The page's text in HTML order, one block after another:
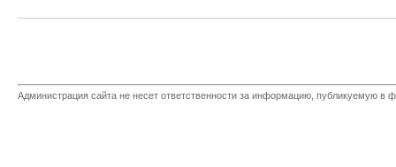
Администрация сайта не несет ответственности за информацию, публикуемую